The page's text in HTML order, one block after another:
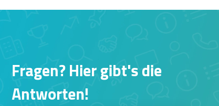
Fragen? Hier gibt's die
Antworten!